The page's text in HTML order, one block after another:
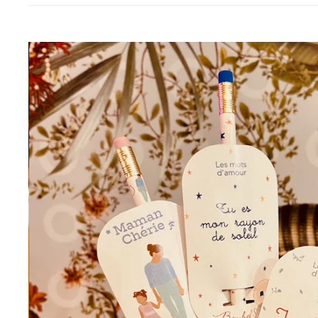
Lanternes
Petites déco
Guirlandes
Luminaires
Bougies et
senteurs
Bougies
Senteurs
Déco murales
Peluches
Livres
Trop belle
Hors